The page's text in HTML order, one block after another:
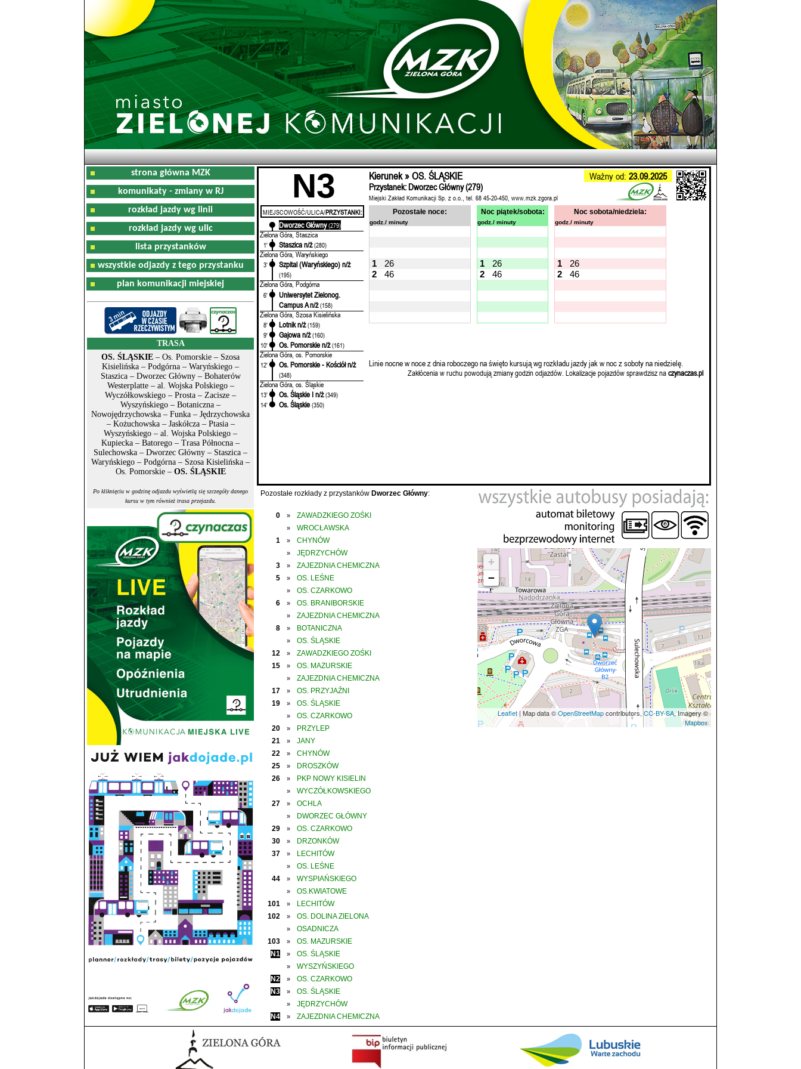
strona główna MZK
komunikaty - zmiany w RJ
rozkład jazdy wg linii
rozkład jazdy wg ulic
lista przystanków
wszystkie odjazdy z tego przystanku
plan komunikacji miejskiej
TRASA
OS. ŚLĄSKIE – Os. Pomorskie – Szosa
Kisielińska – Podgórna – Waryńskiego –
Staszica – Dworzec Główny – Bohaterów
Westerplatte – al. Wojska Polskiego –
Wyczółkowskiego – Prosta – Zacisze –
Wyszyńskiego – Botaniczna –
Nowojędrzychowska – Funka – Jędrzychowska
– Kożuchowska – Jaskółcza – Ptasia –
Wyszyńskiego – al. Wojska Polskiego –
Kupiecka – Batorego – Trasa Północna –
Sulechowska – Dworzec Główny – Staszica –
Waryńskiego – Podgórna – Szosa Kisielińska –
Os. Pomorskie – OS. ŚLĄSKIE
Po kliknięciu w godzinę odjazdu wyświetlą się szczegóły danego
kursu w tym również trasa przejazdu.
N3 Kierunek » OS. ŚLĄSKIE Ważny od: 23.09.2025
Przystanek: Dworzec Główny (279)
Miejski Zakład Komunikacji Sp. z o.o., tel. 68 45-20-450, www.mzk.zgora.pl
MIEJSCOWOŚĆ/ULICA/PRZYSTANKI:
Dworzec Główny (279)
Zielona Góra, Staszica
1' Staszica n/ż (280)
Zielona Góra, Waryńskiego
3' Szpital (Waryńskiego) n/ż
(195)
Zielona Góra, Podgórna
6'
Uniwersytet Zielonog.
Campus A n/ż (158)
Zielona Góra, Szosa Kisielińska
8' Lotnik n/ż (159)
9'
Gajowa n/ż (160)
10'
Os. Pomorskie n/ż (161)
Zielona Góra, os. Pomorskie
12' Os. Pomorskie - Kościół n/ż
(348)
Zielona Góra, os. Śląskie
13' Os. Śląskie I n/ż (349)
14'
Os. Śląskie (350)
Pozostałe noce: Noc piątek/sobota: Noc sobota/niedziela:
godz./ minuty godz./ minuty godz./ minuty
1 26 1 26 1
26
2
46 2 46 2 46
Linie nocne w noce z dnia roboczego na święto kursują wg rozkładu jazdy jak w noc z soboty na niedzielę.
Zakłócenia w ruchu powodują zmiany godzin odjazdów. Lokalizacje pojazdów sprawdzisz naczynaczas.pl
Pozostałe rozkłady z przystanków Dworzec Główny:
0 » ZAWADZKIEGO ZOŚKI
»
WROCŁAWSKA
1
» CHYNÓW
»
JĘDRZYCHÓW
3
»
ZAJEZDNIA CHEMICZNA
5
» OS. LEŚNE
»
OS. CZARKOWO
6
» OS. BRANIBORSKIE
»
ZAJEZDNIA CHEMICZNA
8
» BOTANICZNA
»
OS. ŚLĄSKIE
12
»
ZAWADZKIEGO ZOŚKI
15
» OS. MAZURSKIE
»
ZAJEZDNIA CHEMICZNA
17
»
OS. PRZYJAŹNI
19
» OS. ŚLĄSKIE
»
OS. CZARKOWO
20
»
PRZYLEP
21
»
JANY
22
»
CHYNÓW
25
»
DROSZKÓW
26
» PKP NOWY KISIELIN
»
WYCZÓŁKOWSKIEGO
27
» OCHLA
»
DWORZEC GŁÓWNY
29
»
OS. CZARKOWO
30
»
DRZONKÓW
37
» LECHITÓW
»
OS. LEŚNE
44
» WYSPIAŃSKIEGO
»
OS.KWIATOWE
101
»
LECHITÓW
102
» OS. DOLINA ZIELONA
»
OSADNICZA
103
»
OS. MAZURSKIE
N1
» OS. ŚLĄSKIE
»
WYSZYŃSKIEGO
N2
»
OS. CZARKOWO
N3
» OS. ŚLĄSKIE
»
JĘDRZYCHÓW
N4
» ZAJEZDNIA CHEMICZNA
+
−
Leaflet| Map data ©OpenStreetMapcontributors, CC-BY-SA, Imagery ©
Mapbox